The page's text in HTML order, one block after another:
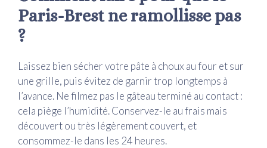
Paris-Brest ne ramollisse pas
?
Laissez bien sécher votre pâte à choux au four et sur
une grille, puis évitez de garnir trop longtemps à
l’avance. Ne filmez pas le gâteau terminé au contact :
cela piège l’humidité. Conservez-le au frais mais
découvert ou très légèrement couvert, et
consommez-le dans les 24 heures.